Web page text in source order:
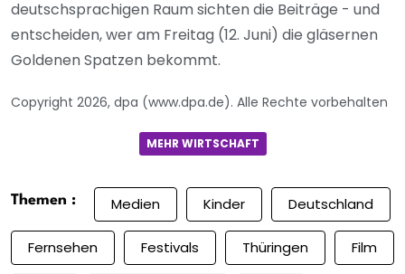
deutschsprachigen Raum sichten die Beiträge - und
entscheiden, wer am Freitag (12. Juni) die gläsernen
Goldenen Spatzen bekommt.
Copyright 2026, dpa (www.dpa.de). Alle Rechte vorbehalten
MEHR WIRTSCHAFT
Themen : Medien Kinder Deutschland
Fernsehen Festivals Thüringen Film